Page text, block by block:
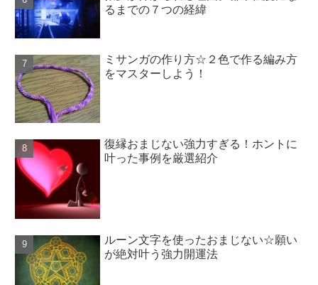
るまでの７つの経緯
ミサンガの作り方☆２色で作る編み方
をマスターしよう！
復縁おまじない強力すぎる！ホントに
叶った事例を厳選紹介
ルーン文字を使ったおまじない☆願い
が絶対叶う強力開運法